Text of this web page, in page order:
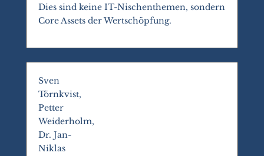
Dies sind keine IT-Nischenthemen, sondern
Core Assets der Wertschöpfung.
Sven
Törnkvist,
Petter
Weiderholm,
Dr. Jan-
Niklas